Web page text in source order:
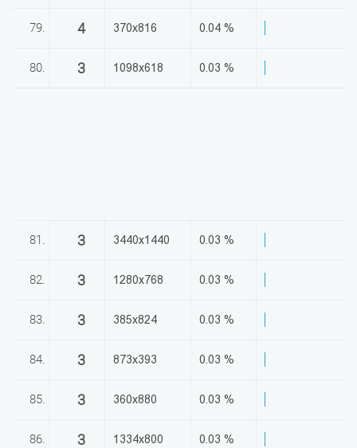
79. 4 370x816 0.04 %
80. 3 1098x618 0.03 %
81. 3 3440x1440 0.03 %
82. 3 1280x768 0.03 %
83. 3 385x824 0.03 %
84. 3 873x393 0.03 %
85. 3 360x880 0.03 %
86. 3 1334x800 0.03 %